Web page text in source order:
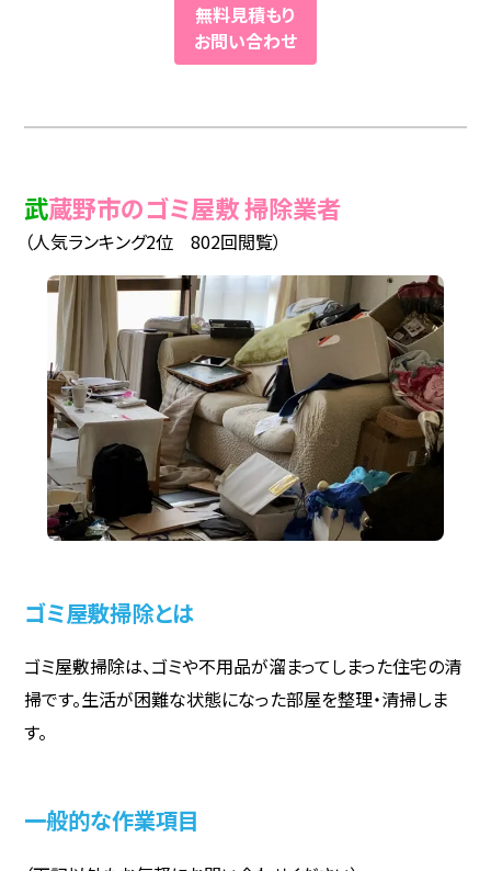
無料見積もり
お問い合わせ
武蔵野市のゴミ屋敷 掃除業者
（人気ランキング2位 802回閲覧）
ゴミ屋敷掃除とは
ゴミ屋敷掃除は、ゴミや不用品が溜まってしまった住宅の清
掃です。生活が困難な状態になった部屋を整理・清掃しま
す。
一般的な作業項目